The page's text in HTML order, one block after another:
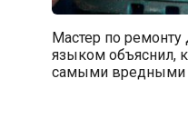
Мастер по
языком объяснил,
самыми вредными